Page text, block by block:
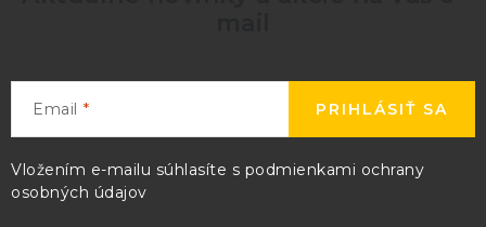
Email
Vložením e-mailu súhlasíte s podmienkami ochrany
osobných údajov
PRIHLÁSIŤ SA